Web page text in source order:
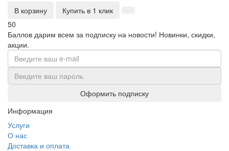
В корзину
Купить в 1 клик
50
Баллов дарим всем за подписку на новости! Новинки, скидки,
акции.
Оформить подписку
Информация
Услуги
О нас
Доставка и оплата